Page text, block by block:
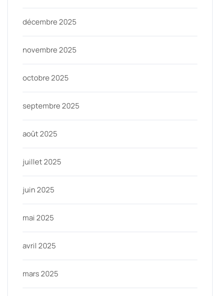
décembre 2025
novembre 2025
octobre 2025
septembre 2025
août 2025
juillet 2025
juin 2025
mai 2025
avril 2025
mars 2025